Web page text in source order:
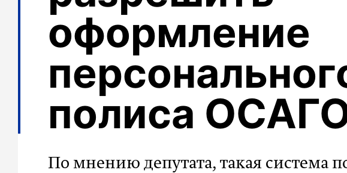
оформление
полиса
По мнению депутата, такая система